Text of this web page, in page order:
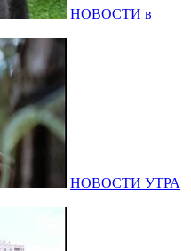
НОВОСТИ в
НОВОСТИ УТРА